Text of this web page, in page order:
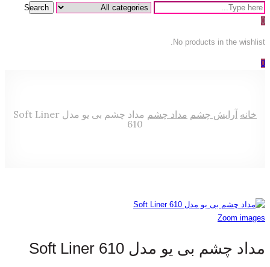
Search
0
No products in the wishlist.
0
خانه آرایش چشم مداد چشم
مداد چشم بی یو مدل Soft Liner
610
Zoom images
مداد چشم بی یو مدل Soft Liner 610